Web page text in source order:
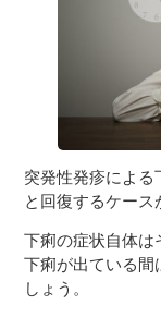
突発性発疹による
と回復するケース
下痢の症状自体は
下痢が出ている間
しょう。